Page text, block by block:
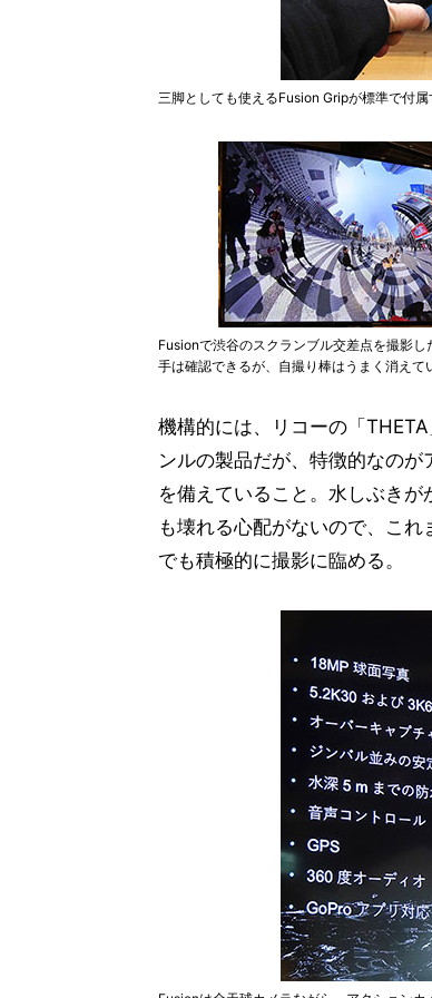
三脚としても使えるFusion Gripが標準で付
Fusionで渋谷のスクランブル交差点を撮影し
手は確認できるが、自撮り棒はうまく消えて
機構的には、リコーの「
ンルの製品だが、特徴的なの
を備えていること。水しぶき
も壊れる心配がないので、こ
でも積極的に撮影に臨める。